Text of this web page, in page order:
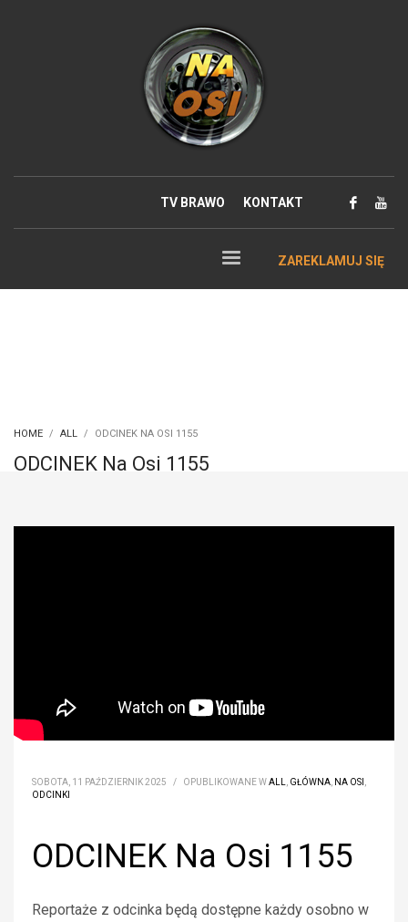
TV BRAWO KONTAKT
ZAREKLAMUJ SIĘ
HOME ALL ODCINEK NA OSI 1155
ODCINEK Na Osi 1155
SOBOTA, 11 PAŹDZIERNIK 2025 / OPUBLIKOWANE WALL, GŁÓWNA, NA OSI ,
ODCINKI
ODCINEK Na Osi 1155
Reportaże z odcinka będą dostępne każdy osobno w